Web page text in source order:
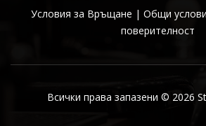
Условия за Връщане | Общи
поверителност
Всички права запазени © 2026